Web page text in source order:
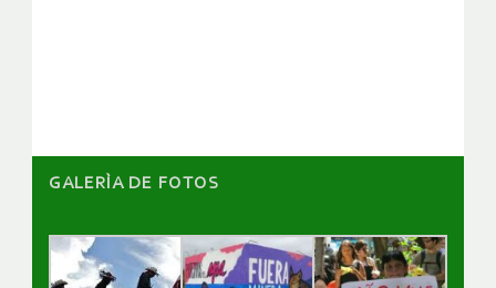
GALERÌA DE FOTOS